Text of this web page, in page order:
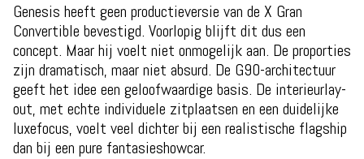
Genesis heeft geen productieversie van de X Gran
Convertible bevestigd. Voorlopig blijft dit dus een
concept. Maar hij voelt niet onmogelijk aan. De proporties
zijn dramatisch, maar niet absurd. De G90-architectuur
geeft het idee een geloofwaardige basis. De interieurlay-
out, met echte individuele zitplaatsen en een duidelijke
luxefocus, voelt veel dichter bij een realistische flagship
dan bij een pure fantasieshowcar.